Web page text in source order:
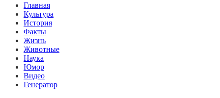
Главная
Культура
История
Факты
Жизнь
Животные
Наука
Юмор
Видео
Генератор